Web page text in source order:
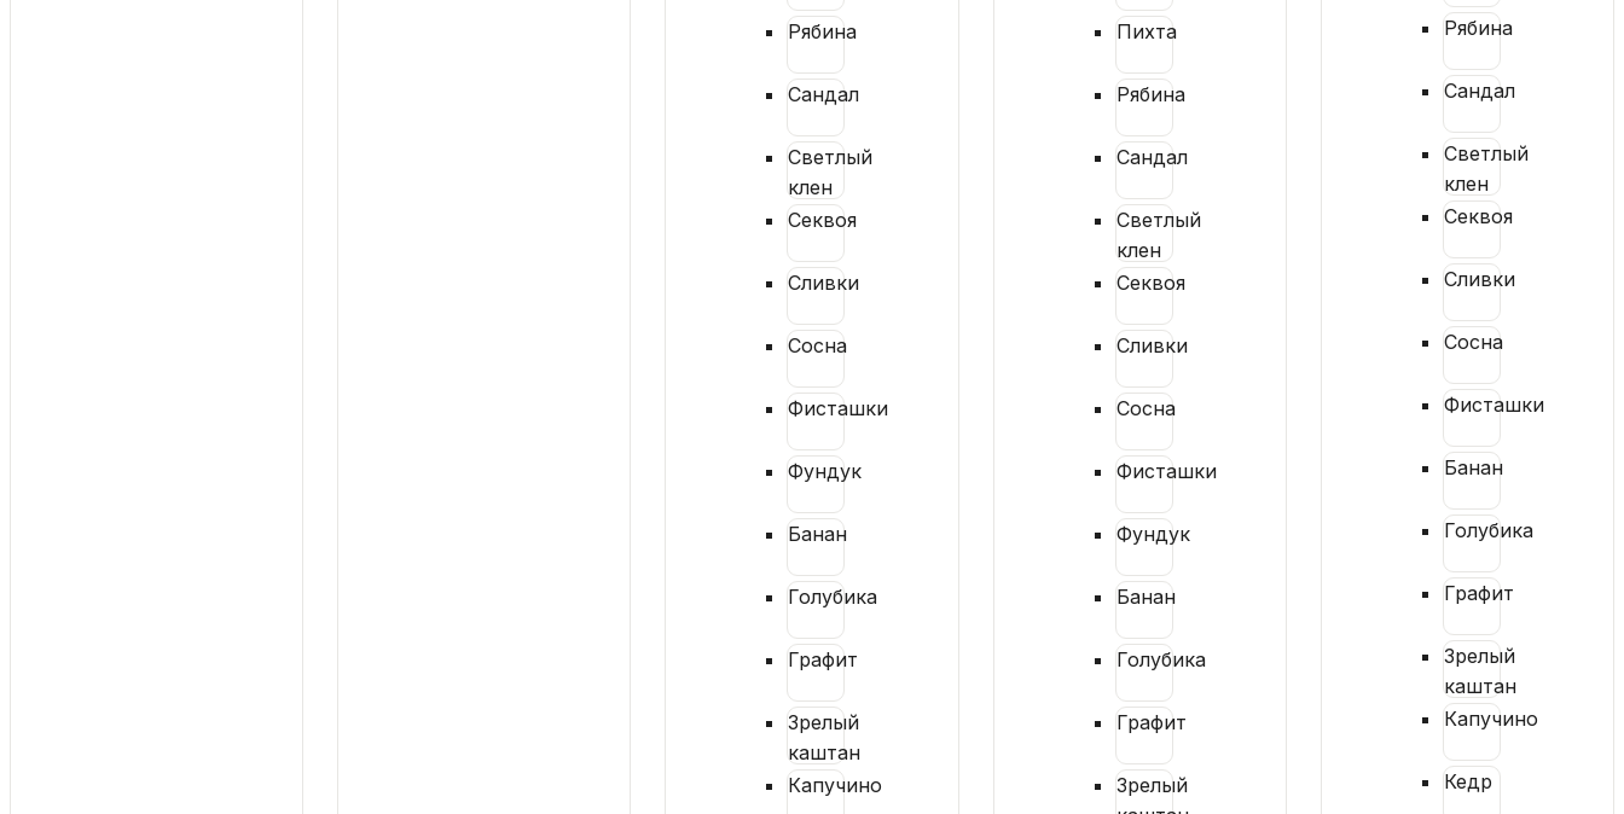
Рябина
Сандал
Светлый
клен
Секвоя
Сливки
Сосна
Фисташки
Фундук
Банан
Голубика
Графит
Зрелый
каштан
Капучино
Пихта
Рябина
Сандал
Светлый
клен
Секвоя
Сливки
Сосна
Фисташки
Фундук
Банан
Голубика
Графит
Зрелый
Рябина
Сандал
Светлый
клен
Секвоя
Сливки
Сосна
Фисташки
Банан
Голубика
Графит
Зрелый
каштан
Капучино
Кедр